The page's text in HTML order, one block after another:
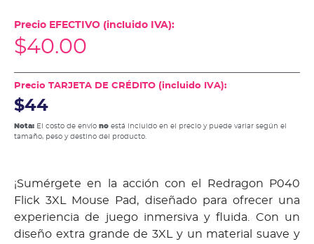
Precio EFECTIVO (incluido IVA):
$40.00
Precio TARJETA DE CRÉDITO (incluido IVA):
$44
Nota: El costo de envío no está incluido en el precio y puede variar según el
tamaño, peso y destino del producto.
¡Sumérgete en la acción con el Redragon P040
Flick 3XL Mouse Pad, diseñado para ofrecer una
experiencia de juego inmersiva y fluida. Con un
diseño extra grande de 3XL y un material suave y